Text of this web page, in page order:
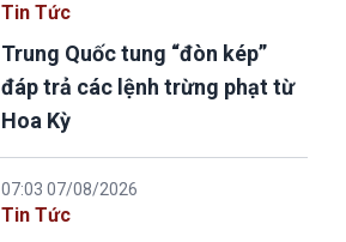
Tin Tức
Trung Quốc tung “đòn kép”
đáp trả các lệnh trừng phạt từ
Hoa Kỳ
07:03 07/08/2026
Tin Tức